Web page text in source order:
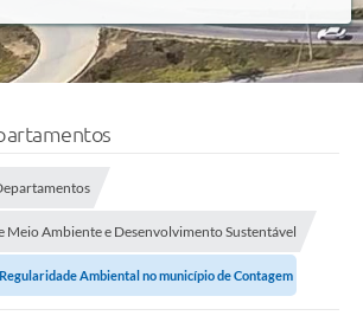
Meio Ambiente e Desenvolvimento Sustentável
Ambiental no município de Contagem